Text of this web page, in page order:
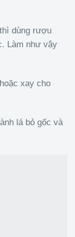
dùng rượu
Làm như vậy
xay cho
lá bỏ gốc và